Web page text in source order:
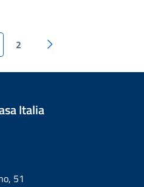
2
Italia
51